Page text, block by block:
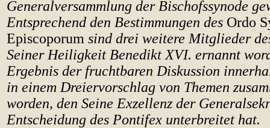
Generalversammlung der Bischofssynode
Entsprechend den Bestimmungen des Ordo
Episcoporum sind drei weitere Mitglieder
Seiner Heiligkeit Benedikt XVI. ernannt
Ergebnis der fruchtbaren Diskussion
in einem Dreiervorschlag von Themen
worden, den Seine Exzellenz der
Entscheidung des Pontifex unterbreitet hat.